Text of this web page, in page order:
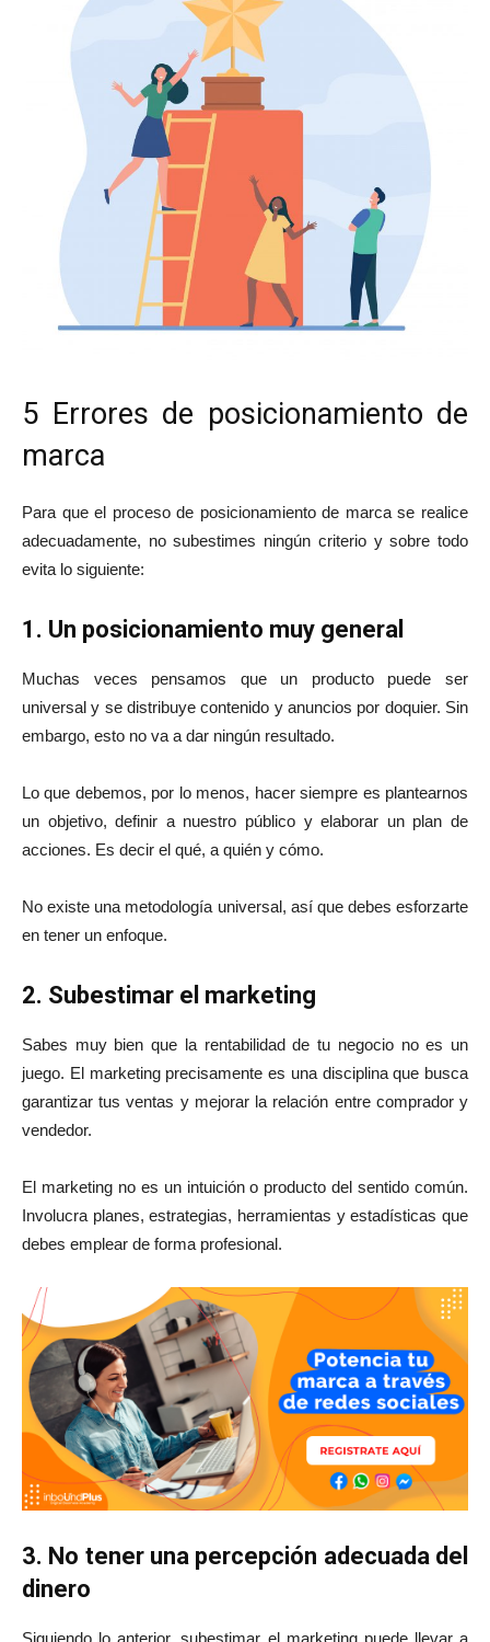
5 Errores de posicionamiento de
marca
Para que el proceso de posicionamiento de marca se realice
adecuadamente, no subestimes ningún criterio y sobre todo
evita lo siguiente:
1. Un posicionamiento muy general
Muchas veces pensamos que un producto puede ser
universal y se distribuye contenido y anuncios por doquier. Sin
embargo, esto no va a dar ningún resultado.
Lo que debemos, por lo menos, hacer siempre es plantearnos
un objetivo, definir a nuestro público y elaborar un plan de
acciones. Es decir el qué, a quién y cómo.
No existe una metodología universal, así que debes esforzarte
en tener un enfoque.
2. Subestimar el marketing
Sabes muy bien que la rentabilidad de tu negocio no es un
juego. El marketing precisamente es una disciplina que busca
garantizar tus ventas y mejorar la relación entre comprador y
vendedor.
El marketing no es un intuición o producto del sentido común.
Involucra planes, estrategias, herramientas y estadísticas que
debes emplear de forma profesional.
3. No tener una percepción adecuada del
dinero
Siguiendo lo anterior, subestimar el marketing puede llevar a